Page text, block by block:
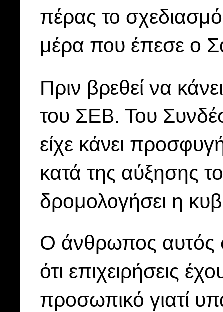
πέρας το
μέρα που έπεσε ο
Πριν βρεθεί να
του ΣΕΒ. Του
είχε κάνει
κατά της αύξησης
δρομολογήσει η
Ο άνθρωπος αυτός
ότι επιχειρήσεις
προσωπικό γιατί